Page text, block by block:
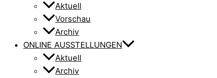
Aktuell
Vorschau
Archiv
ONLINE AUSSTELLUNGEN
Aktuell
Archiv